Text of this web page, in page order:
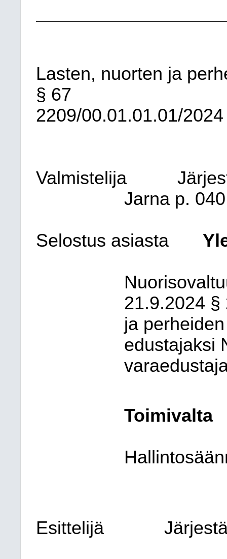
Lasten, nuorten ja
§ 67
2209/00.01.01.01/2024
Valmistelija
Jarnap. 040
Selostus asiasta
21.9.2024 §
ja
edustajaksi
Toimivalta
Esittelijä